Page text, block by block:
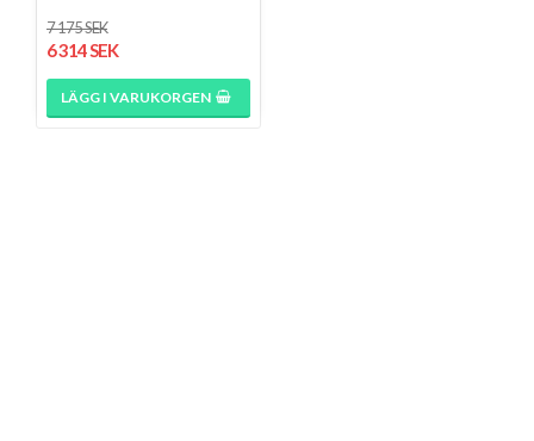
7 175 SEK
6 314 SEK
LÄGG I VARUKORGEN